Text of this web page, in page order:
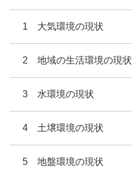
1 大気環境の現状
2 地域の生活環境の現状
3 水環境の現状
4 土壌環境の現状
5 地盤環境の現状